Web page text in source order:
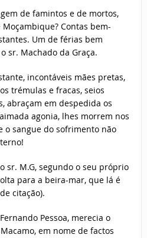
de famintos e de mortos,
Contas bem-
Um de férias bem
sr. Machado da Graça.
incontáveis mães pretas,
trémulas e fracas, seios
abraçam em despedida os
agonia, lhes morrem nos
o sangue do sofrimento não
sr. M.G, segundo o seu próprio
para a beira-mar, que lá é
citação).
Pessoa, merecia o
em nome de factos